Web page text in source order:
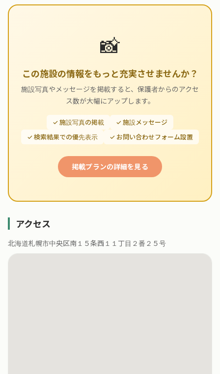
📸
この施設の情報をもっと充実させませんか？
施設写真やメッセージを掲載すると、保護者からのアクセ
ス数が大幅にアップします。
✓ 施設写真の掲載
✓ 施設メッセージ
✓ 検索結果での優先表示
✓ お問い合わせフォーム設置
掲載プランの詳細を見る
アクセス
北海道札幌市中央区南１５条西１１丁目２番２５号